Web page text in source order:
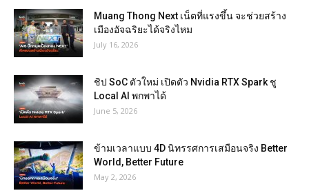
Muang Thong Next เน็ตที่แรงขึ้น จะช่วยสร้าง
เมืองอัจฉริยะได้จริงไหม
July 16, 2026
ชิป SoC ตัวใหม่ เปิดตัว Nvidia RTX Spark ชู
Local AI พกพาได้
June 5, 2026
ข้ามเวลาแบบ 4D นิทรรศการเสมือนจริง Better
World, Better Future
May 2, 2026